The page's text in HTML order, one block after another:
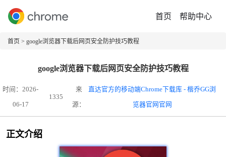
首页 帮助中心
首页 > google浏览器下载后网页安全防护技巧教程
google浏览器下载后网页安全防护技巧教程
时间：2026-
06-17
1335
来
源：
直达官方的移动端Chrome下载库 - 楷乔GG浏
览器官网官网
正文介绍